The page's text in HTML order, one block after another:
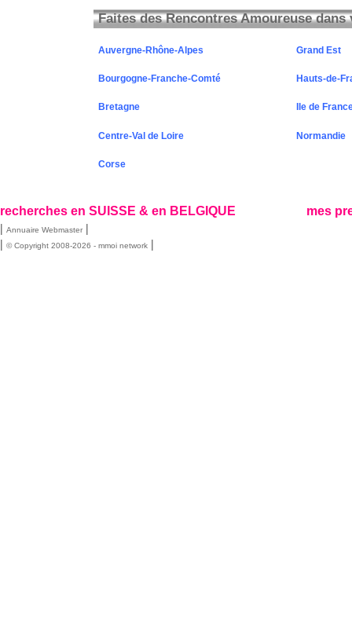
Faites des Rencontres Amoureuse dans
Auvergne-Rhône-Alpes
Bourgogne-Franche-Comté
Bretagne
Centre-Val de Loire
Corse
Grand Est
Hauts-de-
Ile de
Normandie
recherches en SUISSE & en BELGIQUE mes
| Annuaire Webmaster |
| © Copyright 2008-2026 - mmoi network |